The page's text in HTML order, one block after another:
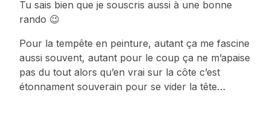
Tu sais bien que je souscris aussi à une bonne
rando 😉
Pour la tempête en peinture, autant ça me fascine
aussi souvent, autant pour le coup ça ne m’apaise
pas du tout alors qu’en vrai sur la côte c’est
étonnament souverain pour se vider la tête…